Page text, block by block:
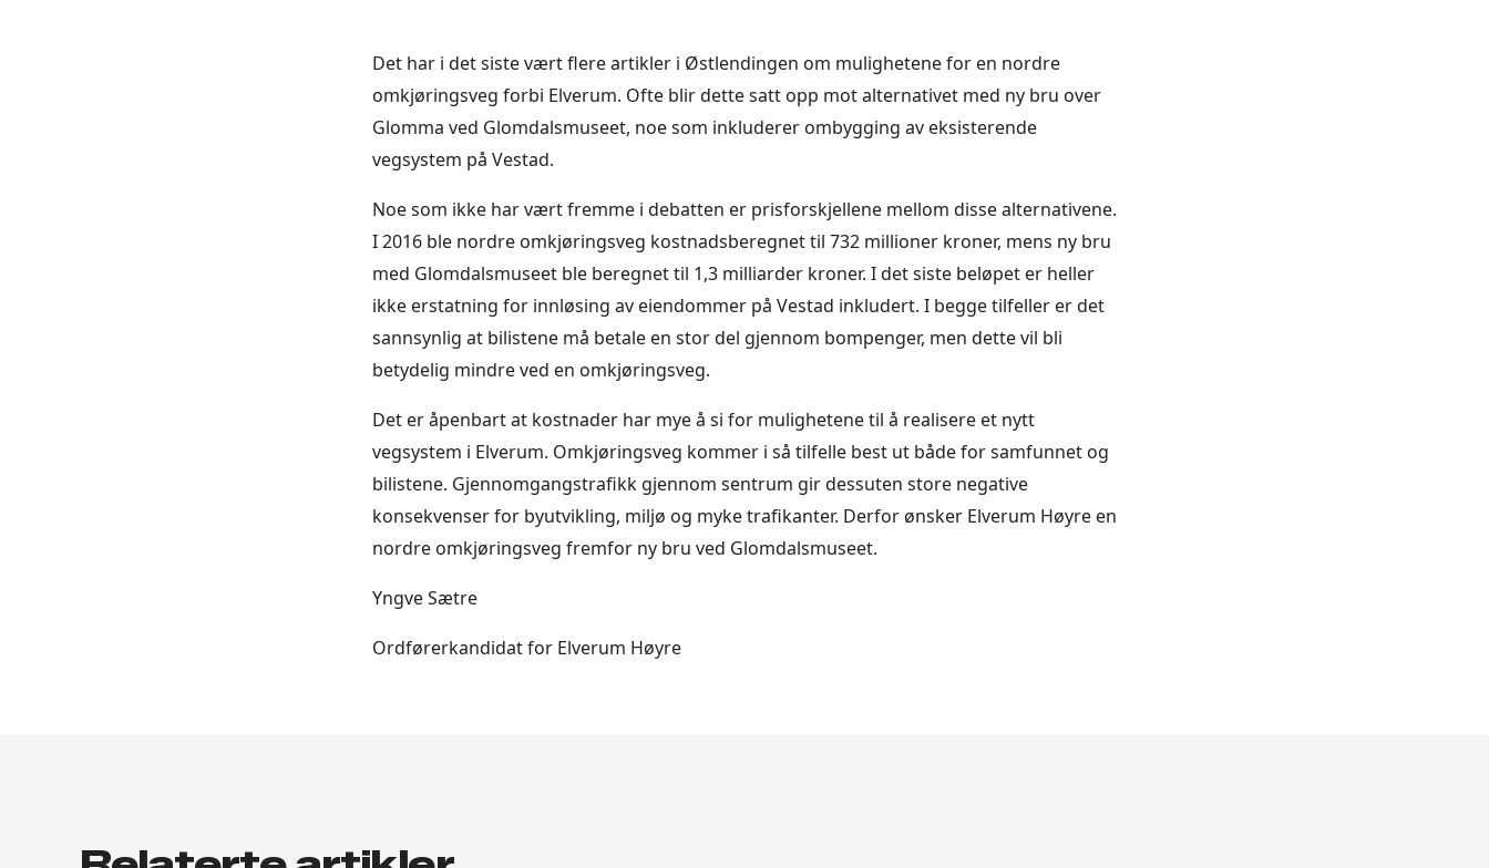
Det har i det siste vært flere artikler i Østlendingen om mulighetene for en nordre
omkjøringsveg forbi Elverum. Ofte blir dette satt opp mot alternativet med ny bru over
Glomma ved Glomdalsmuseet, noe som inkluderer ombygging av eksisterende
vegsystem på Vestad.
Noe som ikke har vært fremme i debatten er prisforskjellene mellom disse alternativene.
I 2016 ble nordre omkjøringsveg kostnadsberegnet til 732 millioner kroner, mens ny bru
med Glomdalsmuseet ble beregnet til 1,3 milliarder kroner. I det siste beløpet er heller
ikke erstatning for innløsing av eiendommer på Vestad inkludert. I begge tilfeller er det
sannsynlig at bilistene må betale en stor del gjennom bompenger, men dette vil bli
betydelig mindre ved en omkjøringsveg.
Det er åpenbart at kostnader har mye å si for mulighetene til å realisere et nytt
vegsystem i Elverum. Omkjøringsveg kommer i så tilfelle best ut både for samfunnet og
bilistene. Gjennomgangstrafikk gjennom sentrum gir dessuten store negative
konsekvenser for byutvikling, miljø og myke trafikanter. Derfor ønsker Elverum Høyre en
nordre omkjøringsveg fremfor ny bru ved Glomdalsmuseet.
Yngve Sætre
Ordførerkandidat for Elverum Høyre